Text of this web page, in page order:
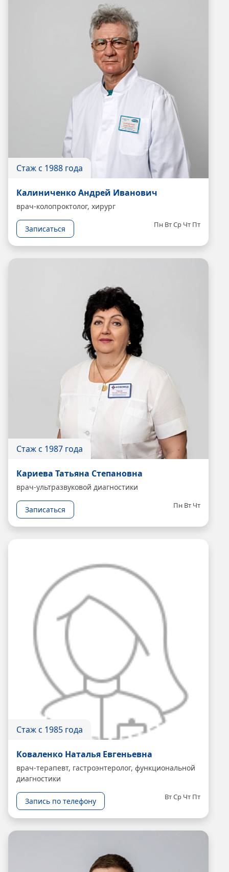
Стаж с 1988 года
Калиниченко Андрей Иванович
врач-колопроктолог, хирург
Записаться Пн ВтСр Чт Пт
Стаж с 1987 года
Кариева Татьяна Степановна
врач-ультразвуковой диагностики
Записаться Пн Вт Чт
Стаж с 1985 года
Коваленко Наталья Евгеньевна
врач-терапевт, гастроэнтеролог, функциональной
диагностики
Запись по телефону ВтСр Чт Пт